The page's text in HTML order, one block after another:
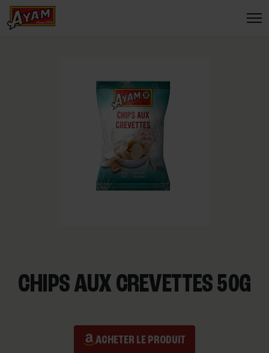
CHIPS AUX CREVETTES 50G
ACHETER LE PRODUIT